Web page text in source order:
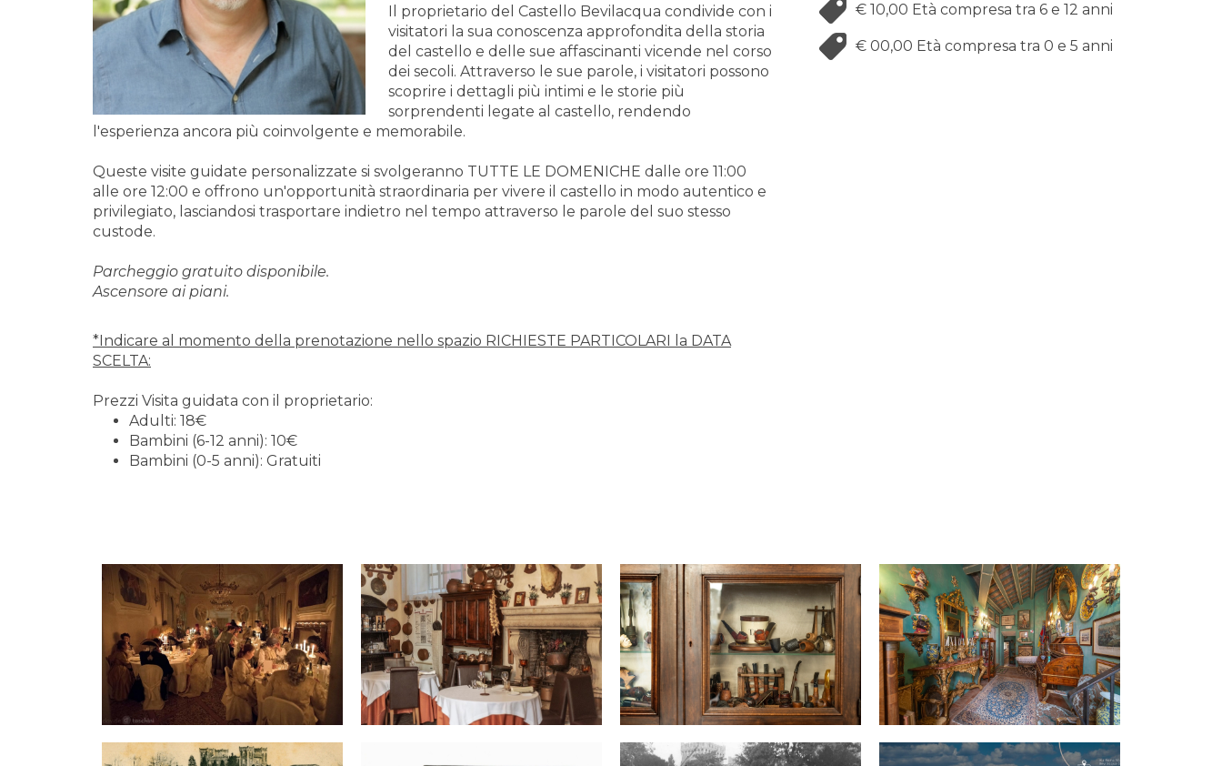
Il proprietario del Castello Bevilacqua condivide con i
visitatori la sua conoscenza approfondita della storia
del castello e delle sue affascinanti vicende nel corso
dei secoli. Attraverso le sue parole, i visitatori possono
scoprire i dettagli più intimi e le storie più
sorprendenti legate al castello, rendendo
l'esperienza ancora più coinvolgente e memorabile.
Queste visite guidate personalizzate si svolgeranno TUTTE LE DOMENICHE dalle ore 11:00
alle ore 12:00 e offrono un'opportunità straordinaria per vivere il castello in modo autentico e
privilegiato, lasciandosi trasportare indietro nel tempo attraverso le parole del suo stesso
custode.
Parcheggio gratuito disponibile.
Ascensore ai piani.
*Indicare al momento della prenotazione nello spazio RICHIESTE PARTICOLARI la DATA
SCELTA:
Prezzi Visita guidata con il proprietario:
Adulti: 18€
Bambini (6-12 anni): 10€
Bambini (0-5 anni): Gratuiti
€ 10,00 Età compresa tra 6 e 12 anni
€ 00,00 Età compresa tra 0 e 5 anni